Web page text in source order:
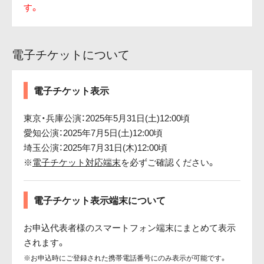
す。
電子チケットについて
電子チケット表示
東京・兵庫公演：2025年5月31日(土)12:00頃
愛知公演：2025年7月5日(土)12:00頃
埼玉公演：2025年7月31日(木)12:00頃
※電子チケット対応端末を必ずご確認ください。
電子チケット表示端末について
お申込代表者様のスマートフォン端末にまとめて表示
されます。
※お申込時にご登録された携帯電話番号にのみ表示が可能です。